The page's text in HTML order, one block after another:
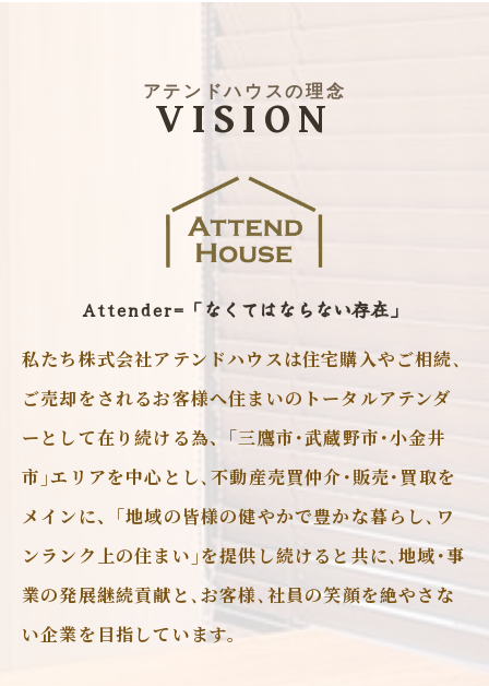
アテンドハウスの理念
VISION
Attender=「なくてはならない存在」
私たち株式会社アテンドハウスは住宅購入やご相続､
ご売却をされるお客様へ住まいのトータルアテンダ
ーとして在り続ける為、｢三鷹市･武蔵野市･小金井
市｣エリアを中心とし､不動産売買仲介･販売･買取を
メインに、｢地域の皆様の健やかで豊かな暮らし､ワ
ンランク上の住まい｣を提供し続けると共に､地域･事
業の発展継続貢献と､お客様､社員の笑顔を絶やさな
い企業を目指しています。